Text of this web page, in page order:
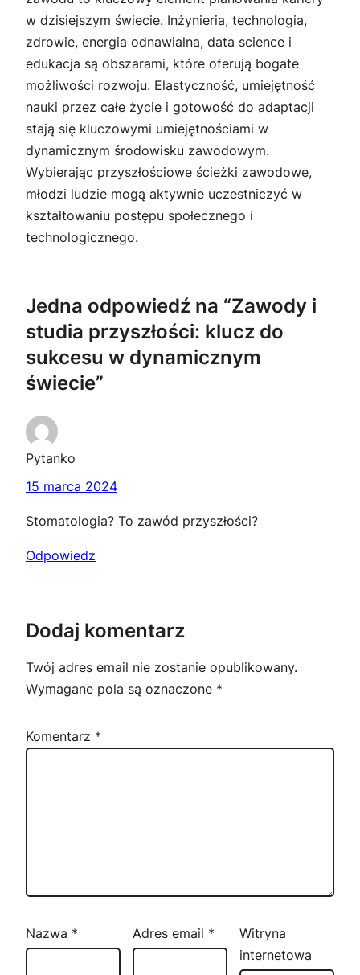
w dzisiejszym świecie. Inżynieria, technologia,
zdrowie, energia odnawialna, data science i
edukacja są obszarami, które oferują bogate
możliwości rozwoju. Elastyczność, umiejętność
nauki przez całe życie i gotowość do adaptacji
stają się kluczowymi umiejętnościami w
dynamicznym środowisku zawodowym.
Wybierając przyszłościowe ścieżki zawodowe,
młodzi ludzie mogą aktywnie uczestniczyć w
kształtowaniu postępu społecznego i
technologicznego.
Jedna odpowiedź na “Zawody i
studia przyszłości: klucz do
sukcesu w dynamicznym
świecie”
Pytanko
15 marca 2024
Stomatologia? To zawód przyszłości?
Odpowiedz
Dodaj komentarz
Twój adres email nie zostanie opublikowany.
Wymagane pola są oznaczone *
Komentarz *
Nazwa * Adres email *
Witryna
internetowa